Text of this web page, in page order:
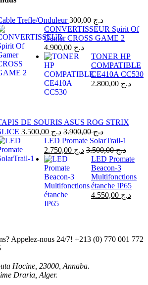
Trefle/Onduleur د.ج
CONVERTISSEUR Spirit Of
Gamer CROSS GAME 2
د.ج
TONER HP
COMPATIBLE
CE410A CC530
د.ج
DE SOURIS ASUS ROG STRIX
د.ج د.ج3.900,00
LED Promate SolarTrail-1
د.ج
د.ج3.500,00
LED Promate
Beacon-3
Multifonctions
étanche IP65
د.ج
Appelez-nous 24/7! +213 (0) 770 001 772
Hocine, 23000, Annaba.
Draria, Alger.